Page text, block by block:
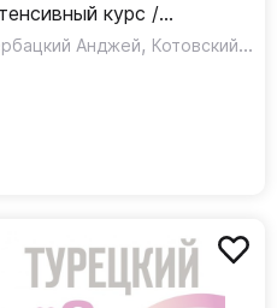
курс /
Анджей, Котовский Марек